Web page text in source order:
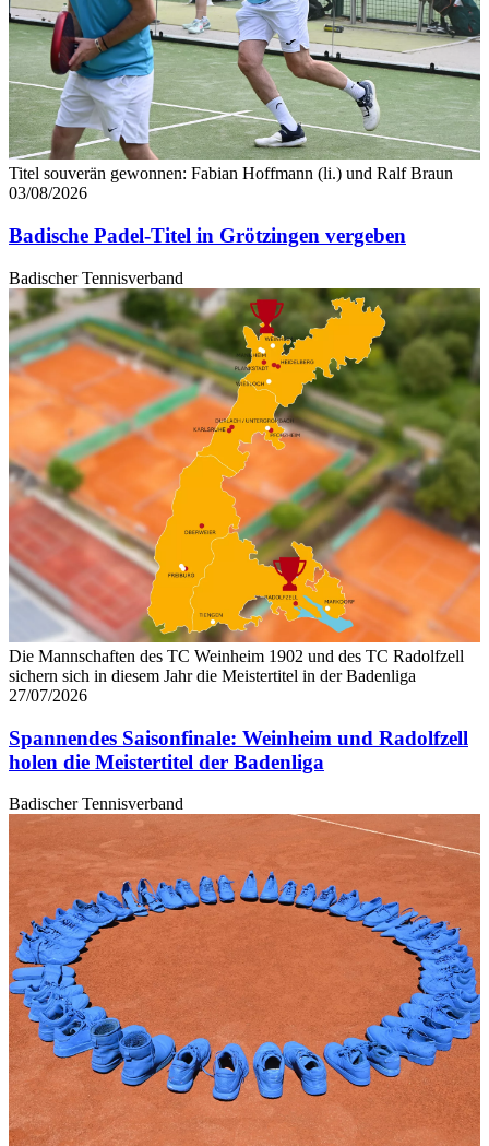
Titel souverän gewonnen: Fabian Hoffmann (li.) und Ralf Braun
03/08/2026
Badische Padel-Titel in Grötzingen vergeben
Badischer Tennisverband
Die Mannschaften des TC Weinheim 1902 und des TC Radolfzell
sichern sich in diesem Jahr die Meistertitel in der Badenliga
27/07/2026
Spannendes Saisonfinale: Weinheim und Radolfzell
holen die Meistertitel der Badenliga
Badischer Tennisverband